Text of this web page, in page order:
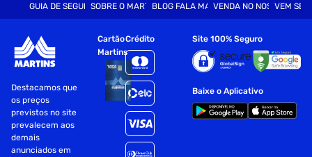
GUIA DE SEGURANÇASOBRE O MARTINSBLOG FALA MARTVENDA NO NOSSO SITE
VEM SER
Destacamos que
os preços
previstos no site
prevalecem aos
demais
anunciados em
Cartão
Martins
Crédito Site 100% Seguro
Baixe o Aplicativo